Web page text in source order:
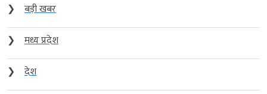
❯
बड़ी खबर
❯
मध्य प्रदेश
❯
देश